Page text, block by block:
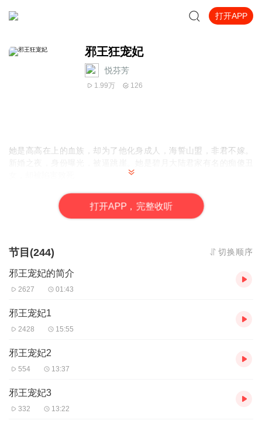
打开APP
邪王狂宠妃
悦芬芳
1.99万 126
她是高高在上的血族，却为了他化身成人，海誓山盟，非君不嫁。
的惊世大身份在丑陋样貌背后，又隐藏着怎样的惊世美颜。
她步步为营，从声名狼藉到名倾天下！她坚持不懈，从丑女废柴到
打开APP，完整收听
节目(244) 切换顺序
邪王宠妃的简介
2627 01:43
邪王宠妃1
2428 15:55
邪王宠妃2
554 13:37
邪王宠妃3
332 13:22